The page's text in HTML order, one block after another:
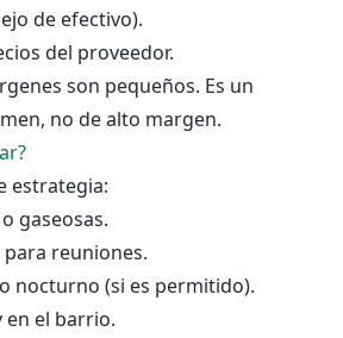
de efectivo).
del proveedor.
son pequeños. Es un
no de alto margen.
estrategia:
gaseosas.
reuniones.
nocturno (si es permitido).
en el barrio.